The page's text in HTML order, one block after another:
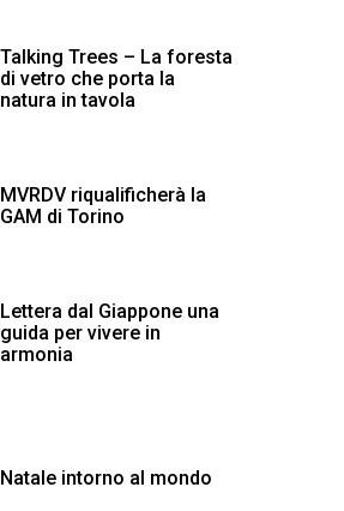
Talking Trees – La foresta
di vetro che porta la
natura in tavola
MVRDV riqualificherà la
GAM di Torino
Lettera dal Giappone una
guida per vivere in
armonia
Natale intorno al mondo